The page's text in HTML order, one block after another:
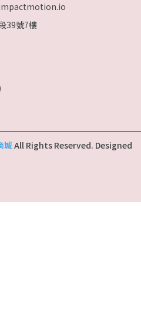
39號7樓
城All Rights Reserved. Designed